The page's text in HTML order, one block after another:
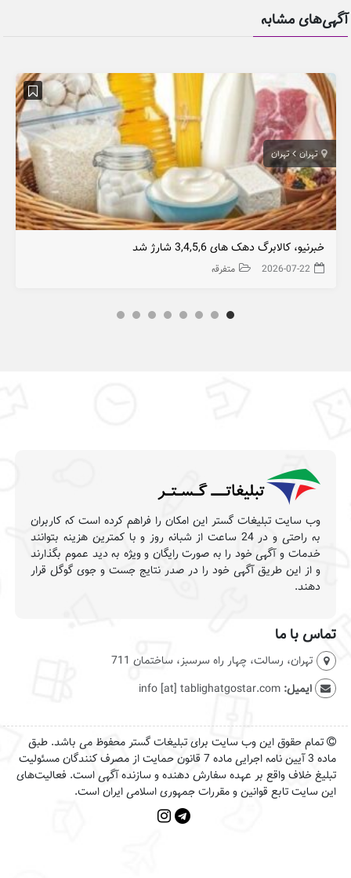
آگهی‌های مشابه
تهران تهران
خبرنیو، کالابرگ دهک های 3,4,5,6 شارژ شد
2026-07-22 متفرقه
وب سایت تبلیغات گستر این امکان را فراهم کرده است که کاربران
به راحتی و در 24 ساعت از شبانه روز و با کمترین هزینه بتوانند
خدمات و آگهی خود را به صورت رایگان و ویژه به دید عموم بگذارند
و از این طریق آگهی خود را در صدر نتایج جست و جوی گوگل قرار
دهند.
تماس با ما
تهران، رسالت، چهار راه سرسبز، ساختمان 711
ایمیل:info [at] tablighatgostar.com
تمام حقوق این وب سایت برای تبلیغات گستر محفوظ می باشد. طبق
ماده 3 آیین نامه اجرایی ماده 7 قانون حمایت از مصرف کنندگان مسئولیت
تبلیغ خلاف واقع بر عهده سفارش دهنده و سازنده آگهی است. فعالیت‌های
این سایت تابع قوانین و مقررات جمهوری اسلامی ایران است.